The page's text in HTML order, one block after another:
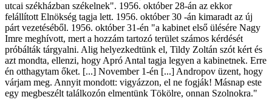
utcai székházban székelnek". 1956. október 28-án az ekkor
felállított Elnökség tagja lett. 1956. október 30 -án kimaradt az új
párt vezetéséből. 1956. október 31-én "a kabinet első ülésére Nagy
Imre meghívott, mert a hozzám tartozó terület számos kérdését
próbálták tárgyalni. Alig helyezkedtünk el, Tildy Zoltán szót kért és
azt mondta, ellenzi, hogy Apró Antal tagja legyen a kabinetnek. Erre
én otthagytam őket. [...] November 1-én [...] Andropov üzent, hogy
várjam meg. Annyit mondott: vigyázzon, el ne fogják! Másnap este
egy megbeszélt találkozón elmentünk Tökölre, onnan Szolnokra."